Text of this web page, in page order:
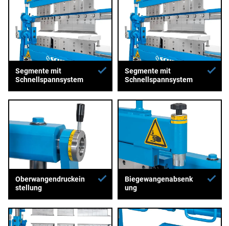
Segmente mit
Schnellspannsystem
Segmente mit
Schnellspannsystem
Oberwangendruckein
stellung
Biegewangenabsenk
ung